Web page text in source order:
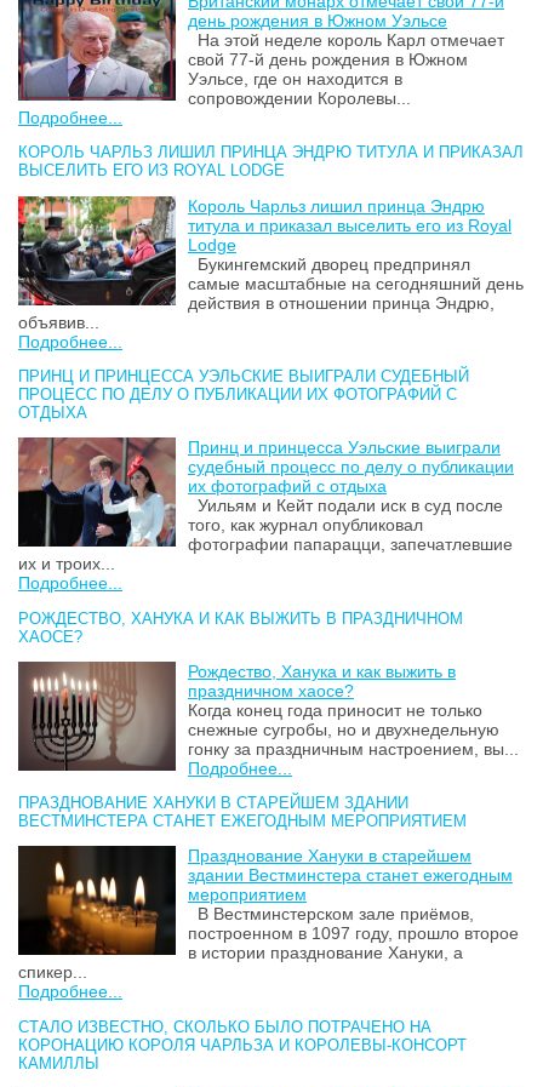
день рождения в Южном Уэльсе
На этой неделе король Карл отмечает
свой 77-й день рождения в Южном
Уэльсе, где он находится в
сопровождении Королевы...
Подробнее...
КОРОЛЬ ЧАРЛЬЗ ЛИШИЛ ПРИНЦА ЭНДРЮ ТИТУЛА И ПРИКАЗАЛ
ВЫСЕЛИТЬ ЕГО ИЗ ROYAL LODGE
Король Чарльз лишил принца Эндрю
титула и приказал выселить его из Royal
Lodge
Букингемский дворец предпринял
самые масштабные на сегодняшний день
действия в отношении принца Эндрю,
объявив...
Подробнее...
ПРИНЦ И ПРИНЦЕССА УЭЛЬСКИЕ ВЫИГРАЛИ СУДЕБНЫЙ
ПРОЦЕСС ПО ДЕЛУ О ПУБЛИКАЦИИ ИХ ФОТОГРАФИЙ С
ОТДЫХА
Принц и принцесса Уэльские выиграли
судебный процесс по делу о публикации
их фотографий с отдыха
Уильям и Кейт подали иск в суд после
того, как журнал опубликовал
фотографии папарацци, запечатлевшие
их и троих...
Подробнее...
РОЖДЕСТВО, ХАНУКА И КАК ВЫЖИТЬ В ПРАЗДНИЧНОМ
ХАОСЕ?
Рождество, Ханука и как выжить в
праздничном хаосе?
Когда конец года приносит не только
снежные сугробы, но и двухнедельную
гонку за праздничным настроением, вы...
Подробнее...
ПРАЗДНОВАНИЕ ХАНУКИ В СТАРЕЙШЕМ ЗДАНИИ
ВЕСТМИНСТЕРА СТАНЕТ ЕЖЕГОДНЫМ МЕРОПРИЯТИЕМ
Празднование Хануки в старейшем
здании Вестминстера станет ежегодным
мероприятием
В Вестминстерском зале приёмов,
построенном в 1097 году, прошло второе
в истории празднование Хануки, а
спикер...
Подробнее...
СТАЛО ИЗВЕСТНО, СКОЛЬКО БЫЛО ПОТРАЧЕНО НА
КОРОНАЦИЮ КОРОЛЯ ЧАРЛЬЗА И КОРОЛЕВЫ-КОНСОРТ
КАМИЛЛЫ